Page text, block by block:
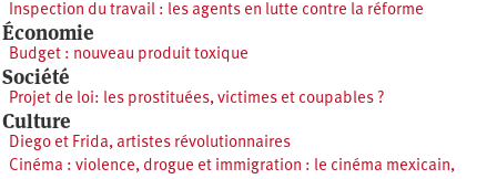
Inspection du travail : les agents en lutte contre la réforme
Économie
Budget : nouveau produit toxique
Société
Projet de loi: les prostituées, victimes et coupables ?
Culture
Diego et Frida, artistes révolutionnaires
Cinéma : violence, drogue et immigration : le cinéma mexicain,